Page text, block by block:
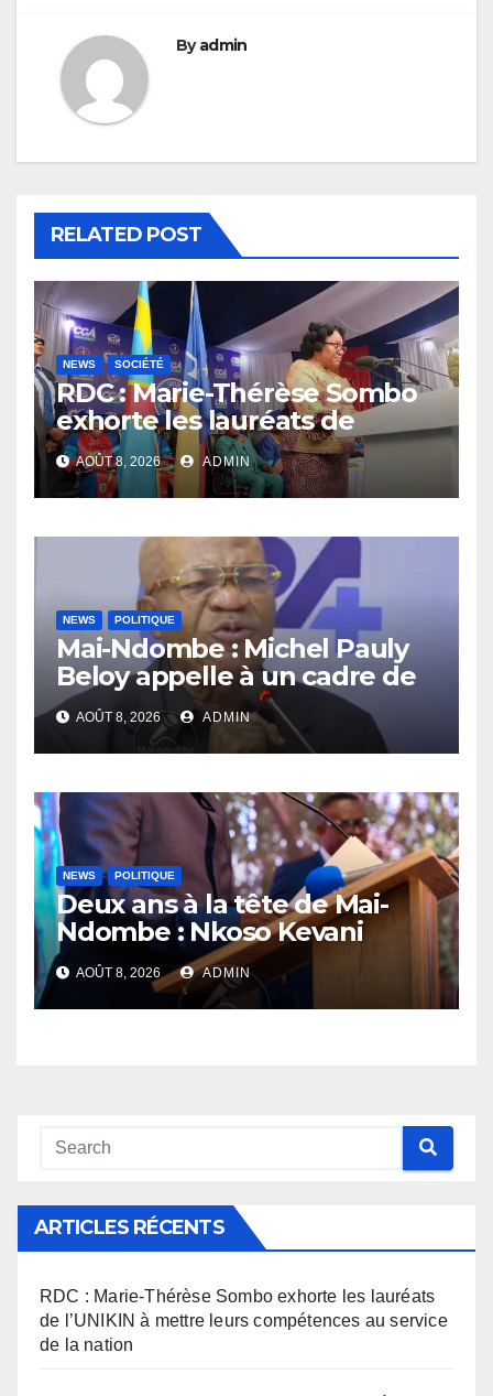
Byadmin
RELATED POST
NEWS SOCIÉTÉ
RDC : Marie-Thérèse Sombo
exhorte les lauréats de
l’UNIKIN à mettre leurs
compétences au service de
la nation
AOÛT 8, 2026 ADMIN
NEWS POLITIQUE
Mai-Ndombe : Michel Pauly
Beloy appelle à un cadre de
concertation avant la tenue
du dialogue inclusif
AOÛT 8, 2026 ADMIN
NEWS POLITIQUE
Deux ans à la tête de Mai-
Ndombe : Nkoso Kevani
défend son bilan et fait de la
sécurité sa priorité
AOÛT 8, 2026 ADMIN
ARTICLES RÉCENTS
RDC : Marie-Thérèse Sombo exhorte les lauréats
de l’UNIKIN à mettre leurs compétences au service
de la nation